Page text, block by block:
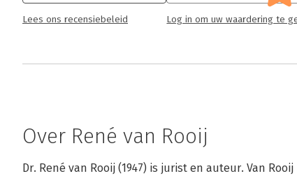
Lees ons recensiebeleid Log in om uw waardering te
Over René van Rooij
Dr. René van Rooij (1947) is jurist en auteur. Van